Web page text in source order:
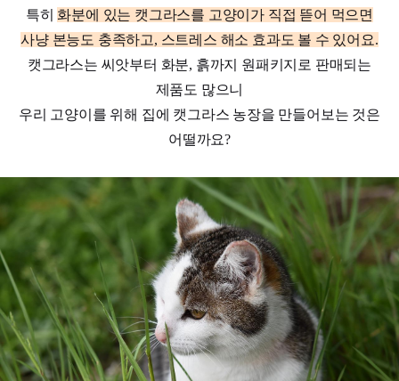
특히 화분에 있는 캣그라스를 고양이가 직접 뜯어 먹으면
사냥 본능도 충족하고, 스트레스 해소 효과도 볼 수 있어요.
캣그라스는 씨앗부터 화분, 흙까지 원패키지로 판매되는
제품도 많으니
우리 고양이를 위해 집에 캣그라스 농장을 만들어보는 것은
어떨까요?